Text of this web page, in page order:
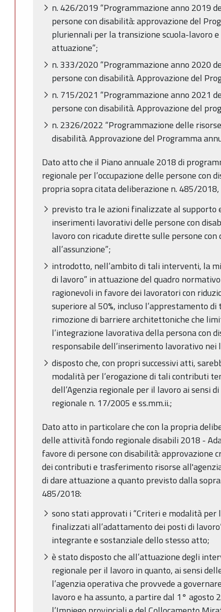
n. 426/2019 “Programmazione anno 2019
persone con disabilità: approvazione del
pluriennali per la transizione scuola-lavoro
attuazione”;
n. 333/2020 “Programmazione anno 2020
persone con disabilità. Approvazione del
n. 715/2021 “Programmazione anno 2021
persone con disabilità. Approvazione del
n. 2326/2022 “Programmazione delle
disabilità. Approvazione del Programma
Dato atto che il Piano annuale 2018 di
regionale per l’occupazione delle persone con
propria sopra citata deliberazione n. 485/2018,
previsto tra le azioni finalizzate al supporto
inserimenti lavorativi delle persone con
lavoro con ricadute dirette sulle persone
all’assunzione”;
introdotto, nell’ambito di tali interventi, la
di lavoro” in attuazione del quadro
ragionevoli in favore dei lavoratori con
superiore al 50%, incluso l’apprestamento
rimozione di barriere architettoniche che
l’integrazione lavorativa della persona con
responsabile dell’inserimento lavorativo nei
disposto che, con propri successivi atti,
modalità per l’erogazione di tali contributi
dell’Agenzia regionale per il lavoro ai sensi
regionale n. 17/2005 e ss.mm.ii.;
Dato atto in particolare che con la propria
delle attività fondo regionale disabili 2018 -
favore di persone con disabilità: approvazione
dei contributi e trasferimento risorse
di dare attuazione a quanto previsto dalla
485/2018:
sono stati approvati i “Criteri e modalità per
finalizzati all’adattamento dei posti di
integrante e sostanziale dello stesso atto;
è stato disposto che all’attuazione degli
regionale per il lavoro in quanto, ai sensi
l’agenzia operativa che provvede a
lavoro e ha assunto, a partire dal 1° agosto